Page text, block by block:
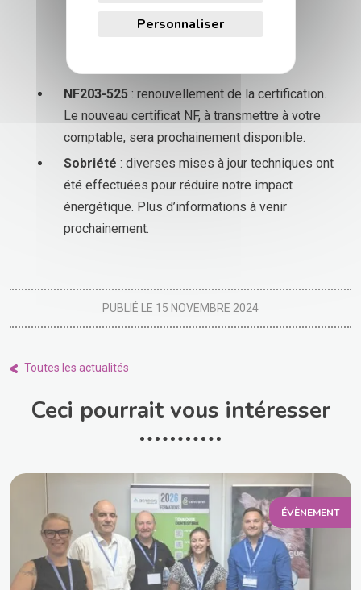
Personnaliser
Autres
NF203-525 : renouvellement de la certification.
Le nouveau certificat NF, à transmettre à votre
comptable, sera prochainement disponible.
Sobriété : diverses mises à jour techniques ont
été effectuées pour réduire notre impact
énergétique. Plus d’informations à venir
prochainement.
PUBLIÉ LE 15 NOVEMBRE 2024
Toutes les actualités
Ceci pourrait vous intéresser
ÉVÈNEMENT